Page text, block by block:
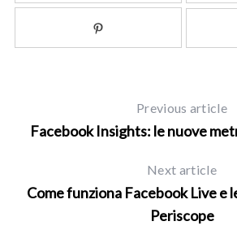
Previous article
Facebook Insights: le nuove
Next article
Come funziona Facebook Live e
Periscope